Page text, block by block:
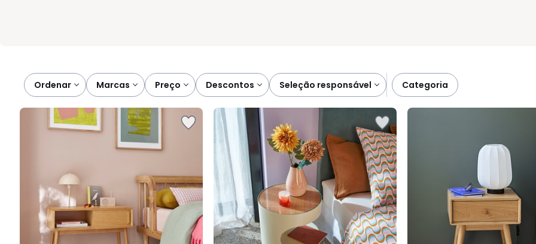
Ordenar
marcas preço descontos seleção responsável categoria